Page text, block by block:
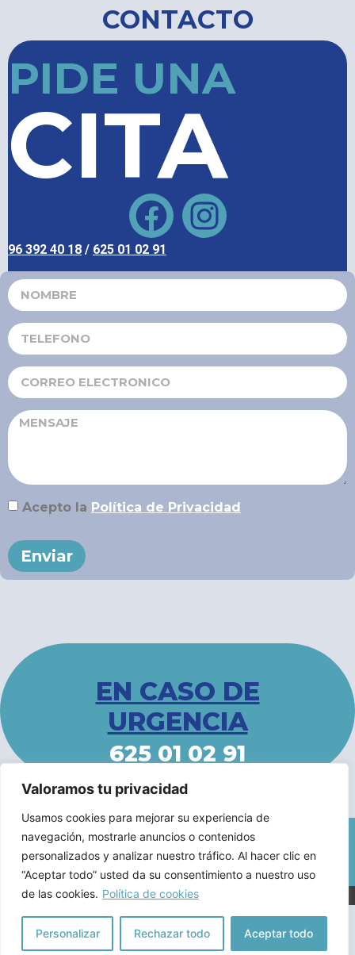
Valoramos tu privacidad
Usamos cookies para mejorar su experiencia de
navegación, mostrarle anuncios o contenidos
personalizados y analizar nuestro tráfico. Al hacer clic en
“Aceptar todo” usted da su consentimiento a nuestro uso
de las cookies. Política de cookies
Personalizar Rechazar todo Aceptar todo
CONTACTO
PIDE UNA
CITA
96 392 40 18 / 625 01 02 91
Acepto la Política de Privacidad
Enviar
EN CASO DE
URGENCIA
625 01 02 91
Aviso Legal /Declaracion de Accesibilidad
Privacidad